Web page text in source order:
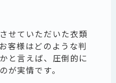
せていただいた衣類
客様はどのような判
と言えば、圧倒的に
が実情です。